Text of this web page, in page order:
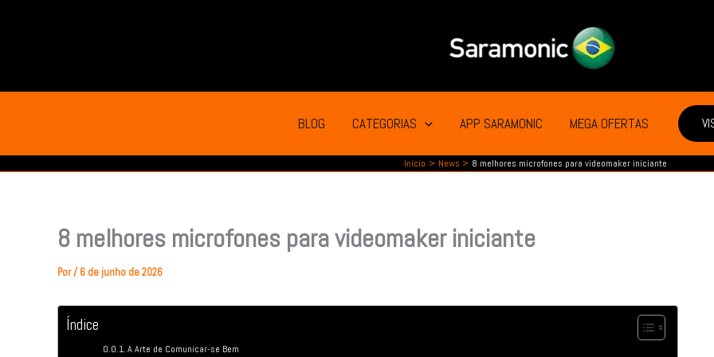
BLOG CATEGORIAS APP SARAMONIC MEGA OFERTAS
Início News 8 melhores microfones para videomaker iniciante
8 melhores microfones para videomaker iniciante
Por/6 de junho de 2026
Índice
A Arte de Comunicar-se Bem